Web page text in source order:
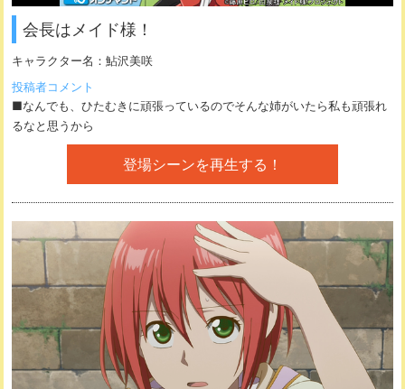
会長はメイド様！
キャラクター名：鮎沢美咲
投稿者コメント
■なんでも、ひたむきに頑張っているのでそんな姉がいたら私も頑張れ
るなと思うから
登場シーンを再生する！